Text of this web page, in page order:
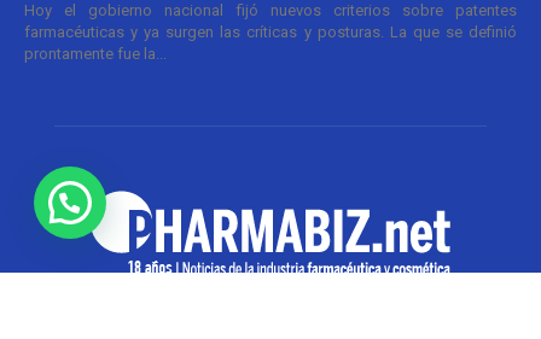
Hoy el gobierno nacional fijó nuevos criterios sobre patentes
farmacéuticas y ya surgen las críticas y posturas. La que se definió
prontamente fue la...